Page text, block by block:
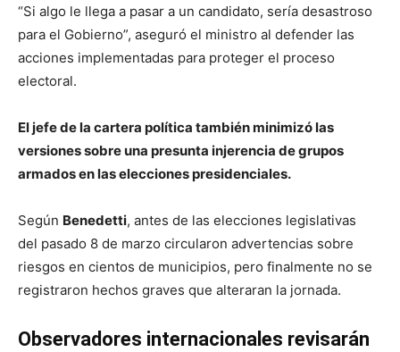
“Si algo le llega a pasar a un candidato, sería desastroso
para el Gobierno”, aseguró el ministro al defender las
acciones implementadas para proteger el proceso
electoral.
El jefe de la cartera política también minimizó las
versiones sobre una presunta injerencia de grupos
armados en las elecciones presidenciales.
Según Benedetti, antes de las elecciones legislativas
del pasado 8 de marzo circularon advertencias sobre
riesgos en cientos de municipios, pero finalmente no se
registraron hechos graves que alteraran la jornada.
Observadores internacionales revisarán